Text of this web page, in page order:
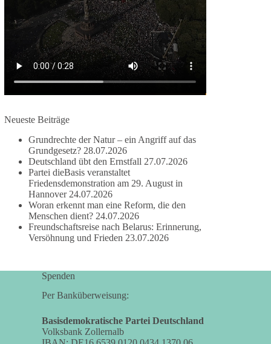
https://www.youtube.com/dieBasisSachsenAnhalt
🟩🟩🟦🟦🟥🟥🟧🟧
Like, teile und kommentiere unsere Beiträge,
damit noch mehr Menschen mitbekommen, wofür
wir stehen und warum es sich lohnt, dieBasis zu
Mehr Infos:https://diebasis-st.de/wahlprogramm/
#dieBasis #Landtagswahl #SachsenAnhalt
#DeineStimmezählt #jetztunterstützen
58 6 14 Auf Facebook ansehen
DieBasis
1 Tag zuvor
🔎 Über 100-mal keine Antwort.
Anthony Fauci, Immunologe und Berater des
Anhörung des US-Senats auf mehr als 100
Fragen die Aussage verweigert. Die juristische
Neueste Beiträge
Grundrechte der Natur – ein Angriff auf das
Grundgesetz? 28.07.2026
Deutschland übt den Ernstfall 27.07.2026
Partei dieBasis veranstaltet
Friedensdemonstration am 29. August in
Hannover 24.07.2026
Woran erkennt man eine Reform, die den
Menschen dient? 24.07.2026
Freundschaftsreise nach Belarus: Erinnerung,
Versöhnung und Frieden 23.07.2026
Spenden
Per Banküberweisung:
Basisdemokratische Partei Deutschland
Volksbank Zollernalb